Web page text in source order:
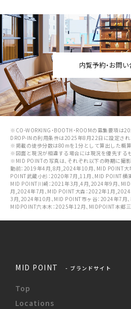
内覧予約・お問
※CO-WORKING・BOOTH・ROOMの募集要項は
DROP-INの利用条件は2025年8月22日に設定され
※掲載の徒歩分数は80mを1分として算出した概算
※図面と現況が相違する場合には現況を優先する
※MID POINTの写真は、それぞれ以下の時期に撮
動前：2019年4月,8月,2024年10月、MID POINT
POINT武蔵小杉：2020年7月,11月、MID POINT横
MID POINT川崎：2021年3月,4月,2024年9月、
月,2024年7月、MID POINT大森：2022年1月
3月,2024年10月、MID POINT市ヶ谷：2024年7月
MIDPOINT六本木：2025年12月、MIDPOINT本郷
MID POINT - ブランドサイト
Top
Locations